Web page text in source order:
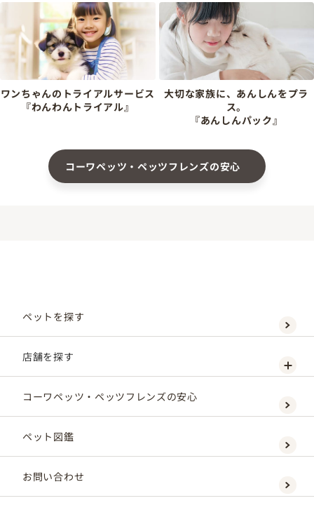
ワンちゃんのトライアルサービス
『わんわんトライアル』
大切な家族に、あんしんをプラ
ス。
『あんしんパック』
コーワペッツ・ペッツフレンズの安心
ペットを探す
店舗を探す
コーワペッツ・ペッツフレンズの安心
ペット図鑑
お問い合わせ